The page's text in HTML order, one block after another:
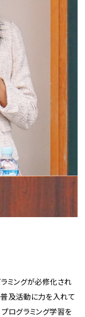
ラミングが必修化され
普及活動に力を入れて
プログラミング学習を